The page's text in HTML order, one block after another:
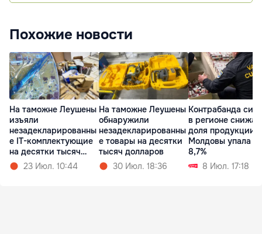
Похожие новости
На таможне Леушены
изъяли
незадекларированны
е IT-комплектующие
на десятки тысяч
леев23 Июл. 10:44
На таможне Леушены
обнаружили
незадекларированны
е товары на десятки
тысяч долларов
30 Июл. 18:36
Контрабанда
в регионе
доля продукции
Молдовы упала на
8,7%
8 Июл. 17:18